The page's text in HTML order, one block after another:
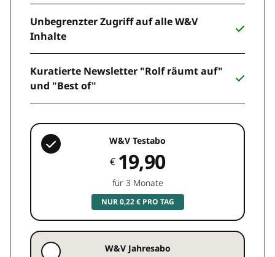
Unbegrenzter Zugriff auf alle W&V
Inhalte
Kuratierte Newsletter "Rolf räumt auf"
und "Best of"
W&V Testabo
€ 19,90
für 3 Monate
NUR 0,22 € PRO TAG
W&V Jahresabo